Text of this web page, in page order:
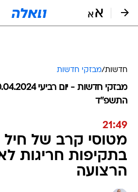
חדשות/מבזקי חדשות
התשפ"ד
21:49
מטוסי קרב של חיל
בתקיפות חריגות
הרצועה